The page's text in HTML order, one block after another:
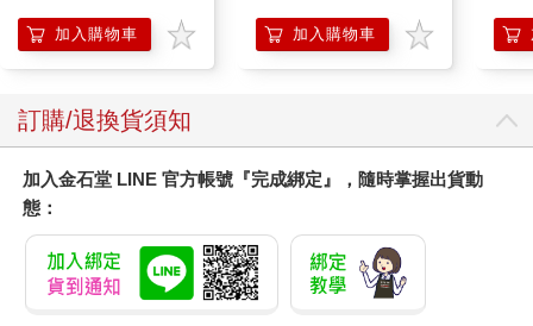
膝熱敷【雙入組】
加入購物車 加入購物車
訂購/退換貨須知
加入金石堂 LINE 官方帳號『完成綁定』，隨時掌握出貨動
態：